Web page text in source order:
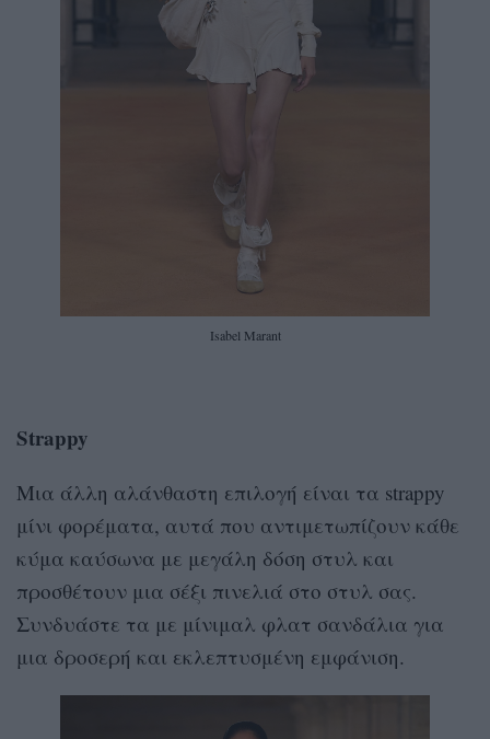
Isabel Marant
Strappy
Μια άλλη αλάνθαστη επιλογή είναι τα strappy
μίνι φορέματα, αυτά που αντιμετωπίζουν κάθε
κύμα καύσωνα με μεγάλη δόση στυλ και
προσθέτουν μια σέξι πινελιά στο στυλ σας.
Συνδυάστε τα με μίνιμαλ φλατ σανδάλια για
μια δροσερή και εκλεπτυσμένη εμφάνιση.